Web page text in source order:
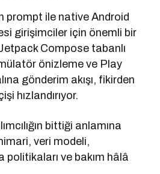
prompt ile native Android
girişimciler için önemli bir
Compose tabanlı
önizleme ve Play
gönderim akışı, fikirden
hızlandırıyor.
bittiği anlamına
veri modeli,
ve bakım hâlâ